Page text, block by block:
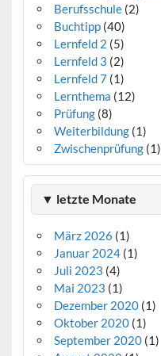
Berufsschule(2)
Buchtipp(40)
Lernfeld 2 (5)
Lernfeld 3 (2)
Lernfeld 7(1)
Lernthema (12)
Prüfung(8)
Weiterbildung(1)
Zwischenprüfung(1)
▼ letzte Monate
März 2026 (1)
Januar 2024(1)
Juli 2023 (4)
Mai 2023 (1)
Dezember 2020(1)
Oktober 2020(1)
September 2020(1)